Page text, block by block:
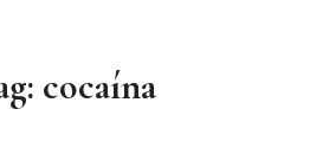
cocaína